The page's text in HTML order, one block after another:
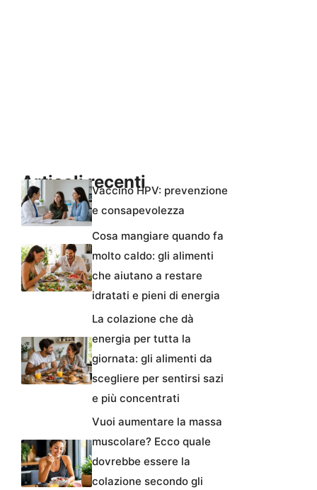
Articoli recentiVaccino HPV: prevenzione
e consapevolezza
Cosa mangiare quando fa
molto caldo: gli alimenti
che aiutano a restare
idratati e pieni di energia
La colazione che dà
energia per tutta la
giornata: gli alimenti da
scegliere per sentirsi sazi
e più concentrati
Vuoi aumentare la massa
muscolare? Ecco quale
dovrebbe essere la
colazione secondo gli